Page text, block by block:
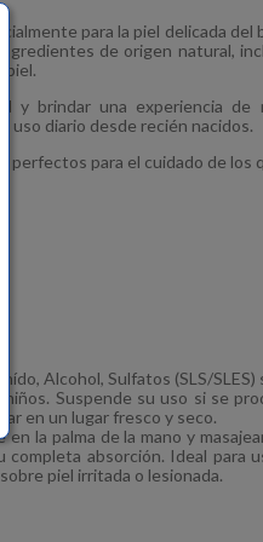
para la piel delicada del
de origen natural,
piel.
y brindar una experiencia de
uso diario desde recién nacidos.
perfectos para el cuidado de los
Alcohol, Sulfatos (SLS/SLES)
Suspende su uso si se
en un lugar fresco y seco.
la palma de la mano y
absorción. Ideal para
piel irritada o lesionada.